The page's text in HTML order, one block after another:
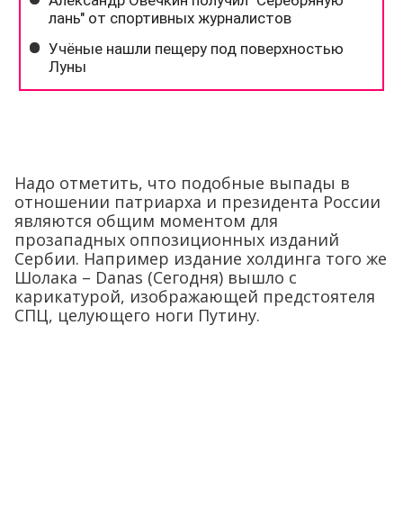
Надо отметить, что подобные выпады в
отношении патриарха и президента России
являются общим моментом для
прозападных оппозиционных изданий
Сербии. Например издание холдинга того же
Шолака – Danas (Сегодня) вышло с
карикатурой, изображающей предстоятеля
СПЦ, целующего ноги Путину.